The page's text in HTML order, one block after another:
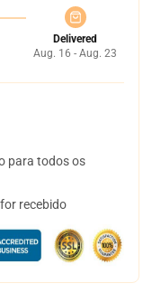
Delivered
Aug. 16 - Aug. 23
para todos os
recebido